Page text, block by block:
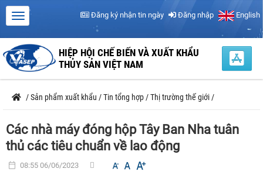
Đăng ký nhận tin ngày Đăng nhập English
HIỆP HỘI CHẾ BIẾN VÀ XUẤT KHẨU
THỦY SẢN VIỆT NAM
/Sản phẩm xuất khẩu /Tin tổng hợp /Thị trường thế giới /
Các nhà máy đóng hộp Tây Ban Nha tuân
thủ các tiêu chuẩn về lao động
08:55 06/06/2023